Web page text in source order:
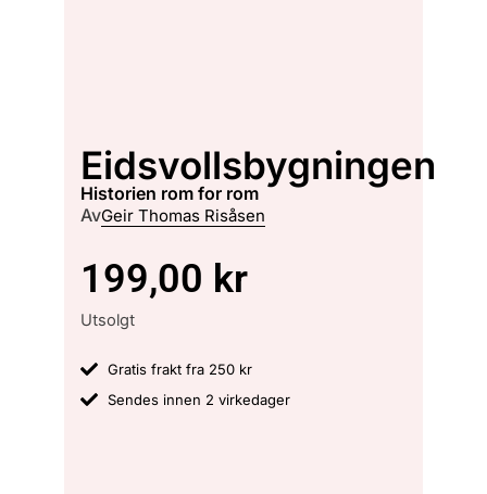
Eidsvollsbygningen
historien rom for rom
AvGeir Thomas Risåsen
199,00 kr
Utsolgt
Gratis frakt fra 250 kr
Sendes innen 2 virkedager